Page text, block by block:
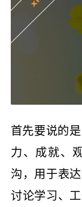
首先要说的
力、成就、
沟，用于表
讨论学习、